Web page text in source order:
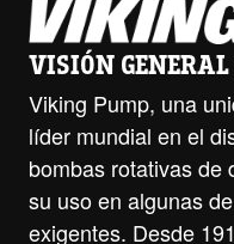
VISIÓN
Viking Pump, una
líder mundial en el
bombas rotativas de
su uso en algunas
exigentes. Desde